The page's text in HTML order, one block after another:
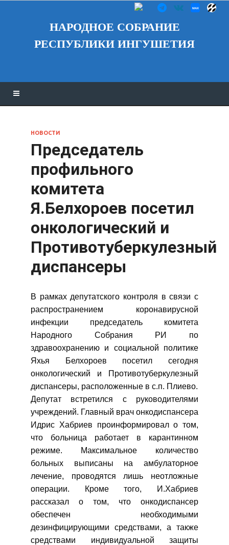
НАРОДНОЕ СОБРАНИЕ
РЕСПУБЛИКИ ИНГУШЕТИЯ
НОВОСТИ
Председатель
профильного
комитета
Я.Белхороев посетил
онкологический и
Противотуберкулезный
диспансеры
В рамках депутатского контроля в связи с
распространением коронавирусной
инфекции председатель комитета
Народного Собрания РИ по
здравоохранению и социальной политике
Яхья Белхороев посетил сегодня
онкологический и Противотуберкулезный
диспансеры, расположенные в с.п. Плиево.
Депутат встретился с руководителями
учреждений. Главный врач онкодиспансера
Идрис Хабриев проинформировал о том,
что больница работает в карантинном
режиме. Максимальное количество
больных выписаны на амбулаторное
лечение, проводятся лишь неотложные
операции. Кроме того, И.Хабриев
рассказал о том, что онкодиспансер
обеспечен необходимыми
дезинфицирующими средствами, а также
средствами индивидуальной защиты